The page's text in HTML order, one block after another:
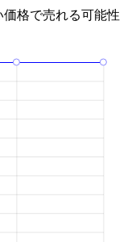
格で売れる可能性